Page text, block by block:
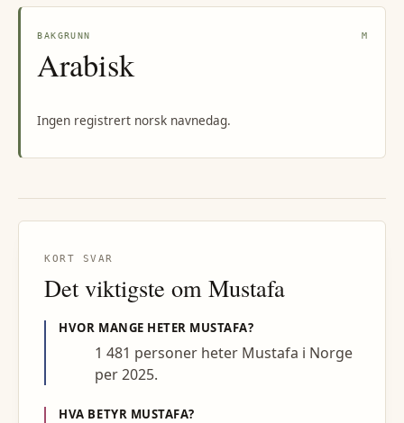
BAKGRUNN M
Arabisk
Ingen registrert norsk navnedag.
KORT SVAR
Det viktigste om Mustafa
HVOR MANGE HETER MUSTAFA?
1 481 personer heter Mustafa i Norge
per 2025.
HVA BETYR MUSTAFA?